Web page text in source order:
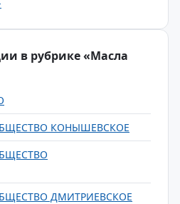
в рубрике «Масла
КОНЫШЕВСКОЕ
ДМИТРИЕВСКОЕ